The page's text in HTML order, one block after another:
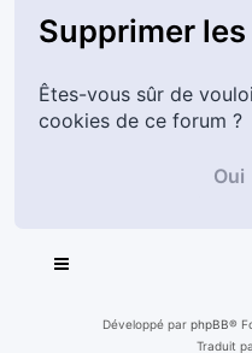
Supprimer
Êtes-vous sûr de
cookies de ce forum ?
Développé par phpBB®
Traduit